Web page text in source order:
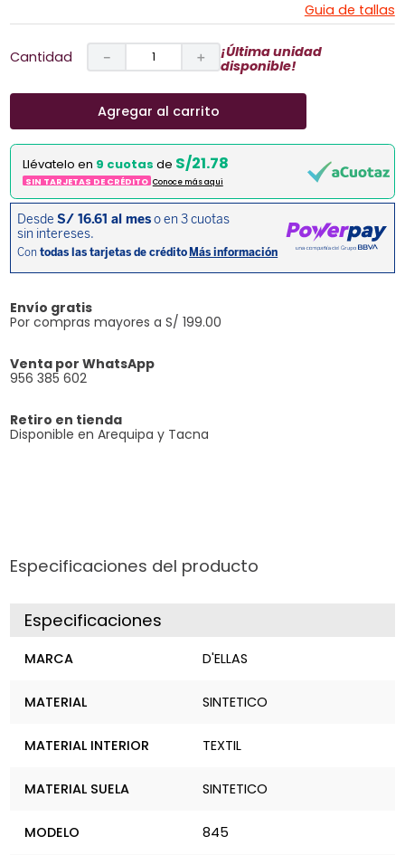
Guia de tallas
Cantidad ＋
－
¡Última unidad
disponible!
Agregar al carrito
Llévatelo en 9 cuotas de S/21.78
SIN TARJETAS DE CRÉDITO Conoce más aqui
Envío gratis
Por compras mayores a S/ 199.00
Venta por WhatsApp
956 385 602
Retiro en tienda
Disponible en Arequipa y Tacna
Especificaciones del producto
Especificaciones
MARCA D'ELLAS
MATERIAL SINTETICO
MATERIAL INTERIOR TEXTIL
MATERIAL SUELA SINTETICO
MODELO 845